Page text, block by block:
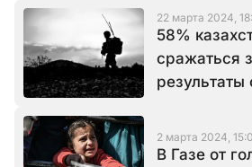
22 марта 2024,
58%
сражаться
результаты
2 марта 2024,
В Газе от